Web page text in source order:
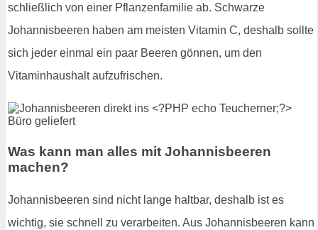
schließlich von einer Pflanzenfamilie ab. Schwarze
Johannisbeeren haben am meisten Vitamin C, deshalb sollte
sich jeder einmal ein paar Beeren gönnen, um den
Vitaminhaushalt aufzufrischen.
Was kann man alles mit Johannisbeeren
machen?
Johannisbeeren sind nicht lange haltbar, deshalb ist es
wichtig, sie schnell zu verarbeiten. Aus Johannisbeeren kann